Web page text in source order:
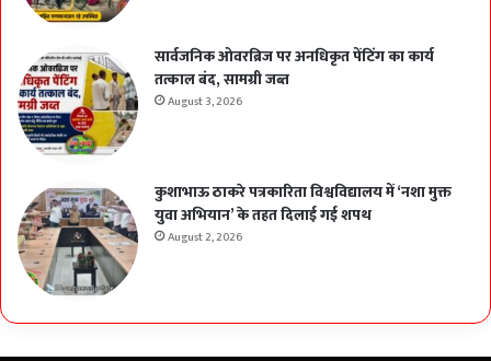
सार्वजनिक ओवरब्रिज पर अनधिकृत पेंटिंग का कार्य
तत्काल बंद, सामग्री जब्त
August 3, 2026
कुशाभाऊ ठाकरे पत्रकारिता विश्वविद्यालय में ‘नशा मुक्त
युवा अभियान’ के तहत दिलाई गई शपथ
August 2, 2026